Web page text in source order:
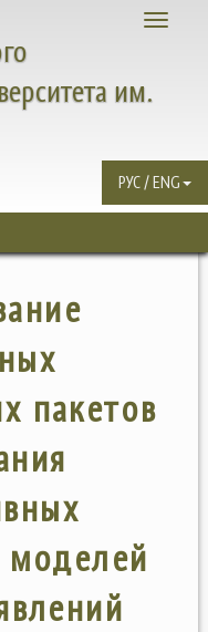
Toggle
им.
РУС / ENG
пакетов
моделей